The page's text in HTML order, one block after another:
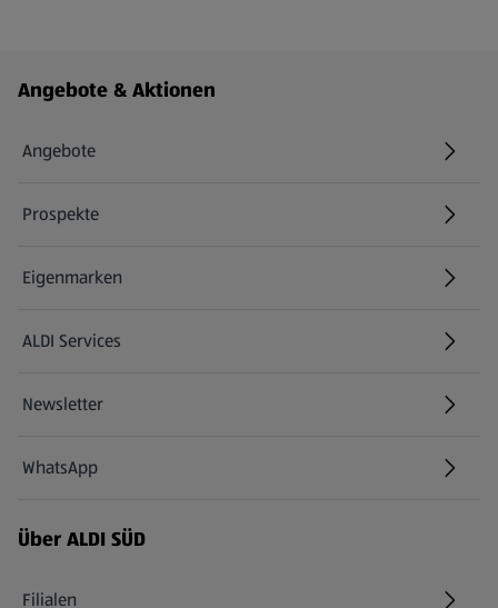
Fußzeilenmenü - weitere Links
Angebote & Aktionen
Angebote
Prospekte
Eigenmarken
ALDI Services
Newsletter
WhatsApp
Über ALDI SÜD
Filialen